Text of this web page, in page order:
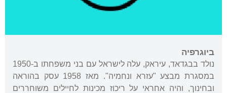
ביוגרפיה
נולד בבגדאד, עיראק, עלה לישראל עם בני משפחתו ב-1950
במסגרת מבצע "עזרא ונחמיה". מאז 1958 עסק בהוראה
ובחינוך, והיה אחראי על ריכוז מכינות לחיילים משוחררים